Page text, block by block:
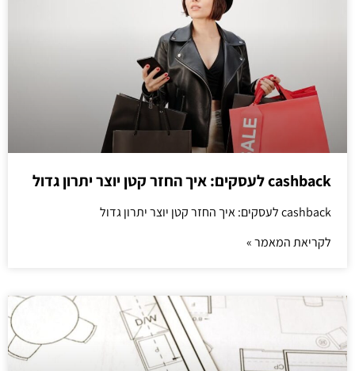
cashback לעסקים: איך החזר קטן יוצר יתרון גדול
cashback לעסקים: איך החזר קטן יוצר יתרון גדול
לקריאת המאמר »